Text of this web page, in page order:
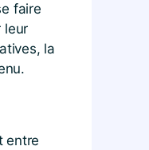
faire
leur
la
entre